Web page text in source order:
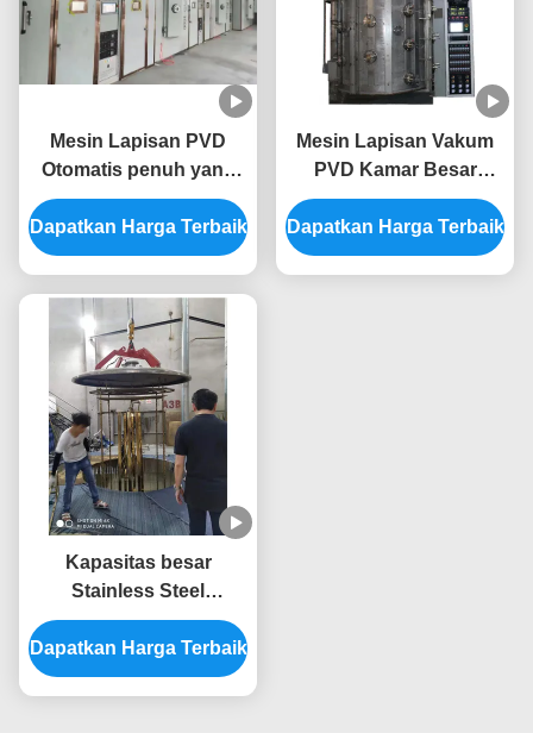
Mesin Lapisan PVD
Otomatis penuh yang
tahan goresan dengan
ruang baja tahan karat
untuk bingkai furnitur
Dapatkan Harga Terbaik
Mesin Lapisan Vakum
PVD Kamar Besar
dengan Kontrol
Otomatis Penuh untuk
Peralatan Plating Emas
Dapatkan Harga Terbaik
Kapasitas besar
Stainless Steel
Furniture Kursi Meja
Titanium Emas Mesin
Pelapisan Vakum PVD
Dapatkan Harga Terbaik